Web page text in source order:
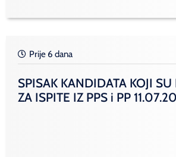
Prije 6 dana
SPISAK KANDIDATA KOJI
ZA ISPITE IZ PPS i PP